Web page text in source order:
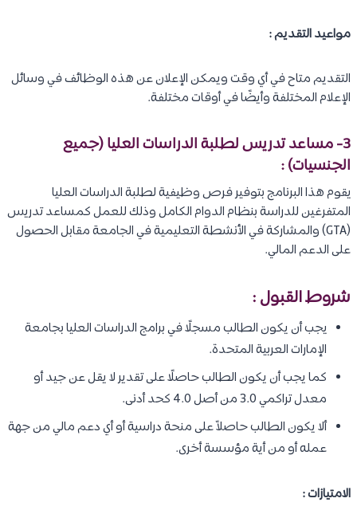
مواعيد التقديم :
التقديم متاح في أي وقت ويمكن الإعلان عن هذه الوظائف في وسائل
الإعلام المختلفة وأيضًا في أوقات مختلفة.
3- مساعد تدريس لطلبة الدراسات العليا (جميع
الجنسيات) :
يقوم هذا البرنامج بتوفير فرص وظيفية لطلبة الدراسات العليا
المتفرغين للدراسة بنظام الدوام الكامل وذلك للعمل كمساعد تدريس
(GTA) والمشاركة في الأنشطة التعليمية في الجامعة مقابل الحصول
على الدعم المالي.
شروط القبول :
يجب أن يكون الطالب مسجلًا في برامج الدراسات العليا بجامعة
الإمارات العربية المتحدة.
كما يجب أن يكون الطالب حاصلًا على تقدير لا يقل عن جيد أو
معدل تراكمي 3.0 من أصل 4.0 كحد أدنى.
ألا يكون الطالب حاصلاً على منحة دراسية أو أي دعم مالي من جهة
عمله أو من أية مؤسسة أخرى.
الامتيازات :